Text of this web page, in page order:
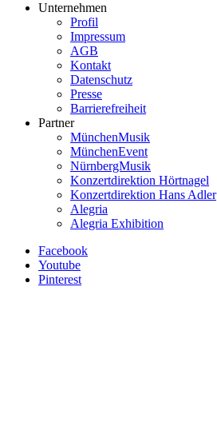
Unternehmen
Profil
Impressum
AGB
Kontakt
Datenschutz
Presse
Barrierefreiheit
Partner
MünchenMusik
MünchenEvent
NürnbergMusik
Konzertdirektion Hörtnagel
Konzertdirektion Hans Adler
Alegria
Alegria Exhibition
Facebook
Youtube
Pinterest